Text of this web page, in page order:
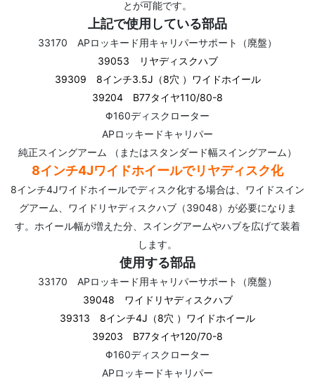
とが可能です。
上記で使用している部品
33170 APロッキード用キャリパーサポート（廃盤）
39053 リヤディスクハブ
39309 8インチ3.5J（8穴 ）ワイドホイール
39204 B77タイヤ110/80-8
Φ160ディスクローター
APロッキードキャリパー
純正スイングアーム （またはスタンダード幅スイングアーム）
8インチ4Jワイドホイールでリヤディスク化
8インチ4Jワイドホイールでディスク化する場合は、ワイドスイン
グアーム、ワイドリヤディスクハブ（39048）が必要になりま
す。ホイール幅が増えた分、スイングアームやハブを広げて装着
します。
使用する部品
33170 APロッキード用キャリパーサポート（廃盤）
39048 ワイドリヤディスクハブ
39313 8インチ4J（8穴 ）ワイドホイール
39203 B77タイヤ120/70-8
Φ160ディスクローター
APロッキードキャリパー